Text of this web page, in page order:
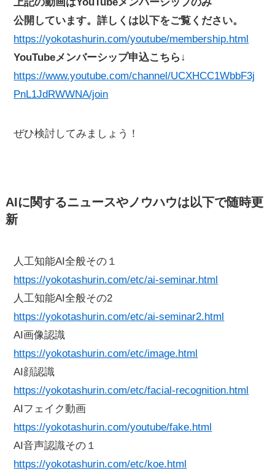
公開しています。詳しくは以下をご覧ください。
https://yokotashurin.com/youtube/membership.html
YouTubeメンバーシップ申込こちら↓
https://www.youtube.com/channel/UCXHCC1WbbF3j
PnL1JdRWWNA/join
ぜひ検討してみましょう！
AIに関するニュースやノウハウは以下で随時更
新
人工知能AI全般その１
https://yokotashurin.com/etc/ai-seminar.html
人工知能AI全般その2
https://yokotashurin.com/etc/ai-seminar2.html
AI画像認識
https://yokotashurin.com/etc/image.html
AI顔認識
https://yokotashurin.com/etc/facial-recognition.html
AIフェイク動画
https://yokotashurin.com/youtube/fake.html
AI音声認識その１
https://yokotashurin.com/etc/koe.html